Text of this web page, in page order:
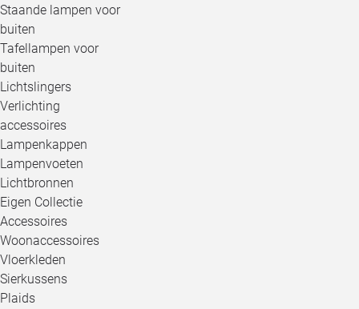
Staande lampen voor
buiten
Tafellampen voor
buiten
Lichtslingers
Verlichting
accessoires
Lampenkappen
Lampenvoeten
Lichtbronnen
Eigen Collectie
Accessoires
Woonaccessoires
Vloerkleden
Sierkussens
Plaids